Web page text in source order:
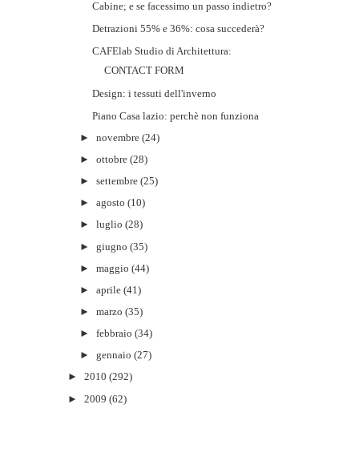
Cabine; e se facessimo un passo indietro?
Detrazioni 55% e 36%: cosa succederà?
CAFElab Studio di Architettura:
CONTACT FORM
Design: i tessuti dell'inverno
Piano Casa lazio: perchè non funziona
►novembre (24)
►ottobre (28)
►settembre (25)
►agosto (10)
►luglio (28)
►giugno (35)
►maggio (44)
►aprile (41)
►marzo (35)
►febbraio (34)
►gennaio (27)
► 2010 (292)
► 2009 (62)